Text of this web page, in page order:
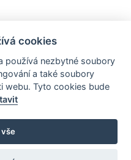
v iD-SIGN
AllCzech Promotion, s.r.o.,
cookies
používá nezbytné soubory
a také soubory
webu. Tyto cookies bude
vše